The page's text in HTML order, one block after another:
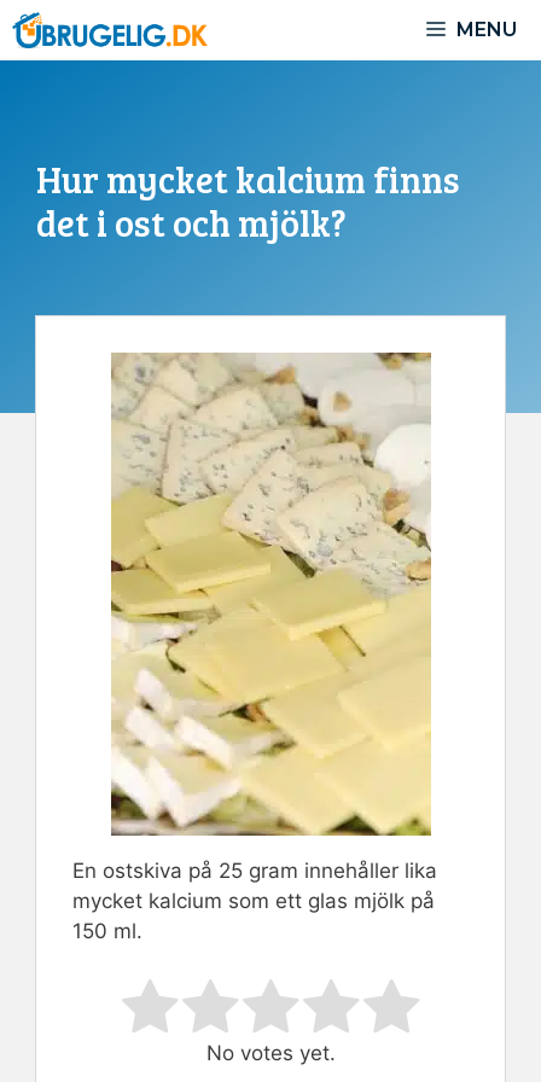
Hoppa
till
MENU
Hur mycket kalcium finns
det i ost och mjölk?
En ostskiva på 25 gram innehåller lika
mycket kalcium som ett glas mjölk på
150 ml.
Rate this item:
Submit Rating
No votes yet.